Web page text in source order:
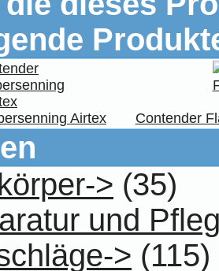
Airtex Contender
> (35)
und
> (115)